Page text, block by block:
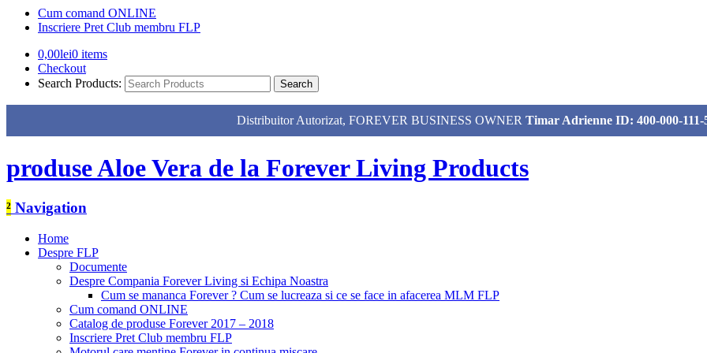
Cum comand ONLINE
Inscriere Pret Club membru FLP
0,00lei0 items
Checkout
Search Products:
Distribuitor Autorizat, FOREVER BUSINESS OWNER Timar Adrienne ID: 400-000-111-
produse Aloe Vera de la Forever Living Products
² Navigation
Home
Despre FLP
Documente
Despre Compania Forever Living si Echipa Noastra
Cum se mananca Forever ? Cum se lucreaza si ce se face in afacerea MLM FLP
Cum comand ONLINE
Catalog de produse Forever 2017 – 2018
Inscriere Pret Club membru FLP